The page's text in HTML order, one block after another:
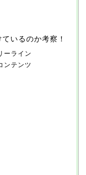
いるのか考察！
ーライン
ンテンツ